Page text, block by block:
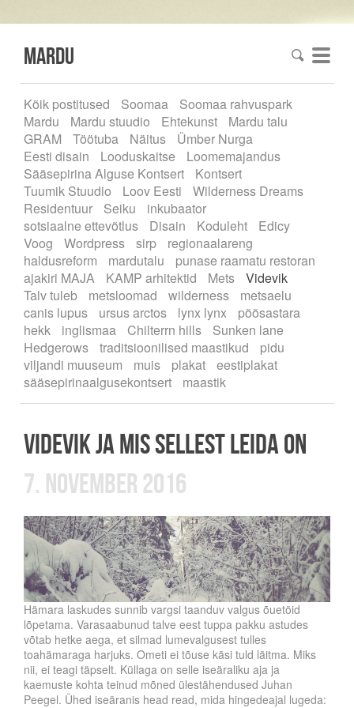
mardu
Kõik postitused Soomaa
Soomaa rahvuspark
Mardu
Mardu stuudio Ehtekunst
Mardu talu
GRAM
Töötuba Näitus
Ümber Nurga
Eesti disain
Looduskaitse
Loomemajandus
Sääsepirina Alguse Kontsert
Kontsert
Tuumik Stuudio
Loov Eesti
Wilderness Dreams
Residentuur
Seiku
inkubaator
sotsiaalne ettevõtlus
Disain Koduleht
Edicy
Voog
Wordpress sirp
regionaalareng
haldusreform
mardutalu
punase raamatu restoran
ajakiri MAJA
KAMP arhitektid Mets
Videvik
Talv tuleb
metsloomad wilderness
metsaelu
canis lupus
ursus arctos lynx lynx
põõsastara
hekk
inglismaa Chilterrn hills
Sunken lane
Hedgerows
traditsioonilised maastikud
pidu
viljandi muuseum
muis plakat
eestiplakat
sääsepirinaalgusekontsert
maastik
VIDEVIK ja mis sellest leida on
7. november 2016
Hämara laskudes sunnib vargsi taanduv valgus õuetöid
lõpetama. Varasaabunud talve eest tuppa pakku astudes
võtab hetke aega, et silmad lumevalgusest tulles
toahämaraga harjuks. Ometi ei tõuse käsi tuld läitma. Miks
nii, ei teagi täpselt. Küllaga on selle iseäraliku aja ja
kaemuste kohta teinud mõned ülestähendused Juhan
Peegel. Ühed iseäranis head read, mida hingedeajal lugeda: